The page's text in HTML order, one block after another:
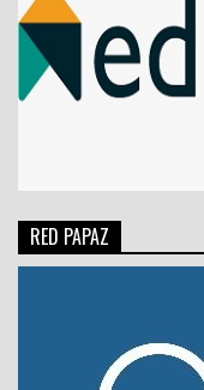
RED PAPAZ